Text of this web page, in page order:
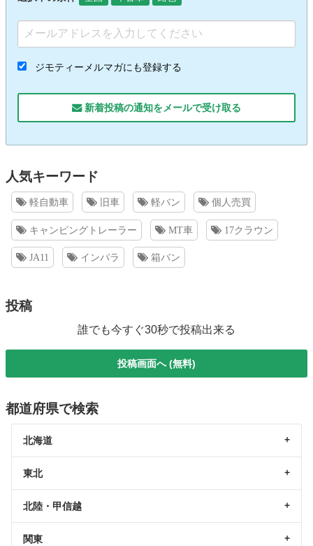
ジモティーメルマガにも登録する
新着投稿の通知をメールで受け取る
人気キーワード
軽自動車 旧車 軽バン 個人売買
キャンピングトレーラー MT車 17クラウン
JA11 インパラ 箱バン
投稿
誰でも今すぐ30秒で投稿出来る
投稿画面へ (無料)
都道府県で検索
北海道
東北
北陸・甲信越
関東